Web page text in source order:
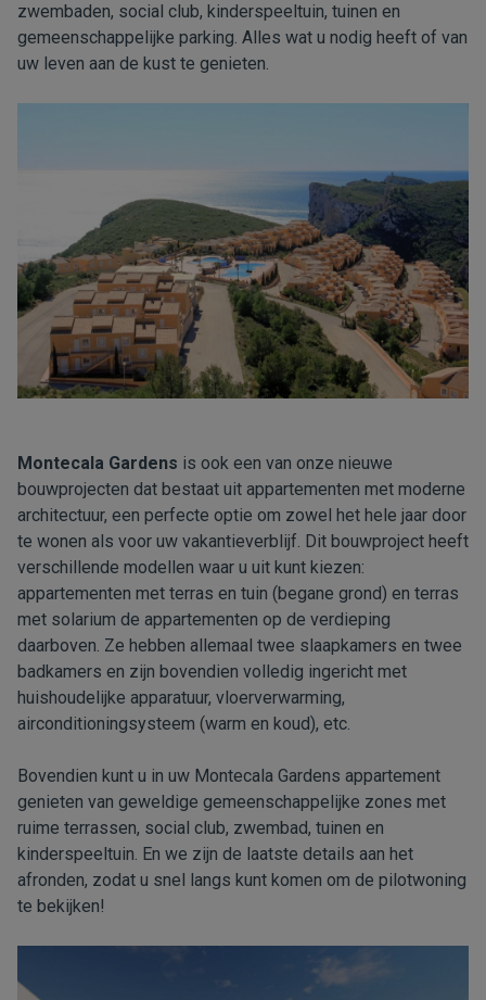
zwembaden, social club, kinderspeeltuin, tuinen en
gemeenschappelijke parking. Alles wat u nodig heeft of van
uw leven aan de kust te genieten.
Montecala Gardens is ook een van onze nieuwe
bouwprojecten dat bestaat uit appartementen met moderne
architectuur, een perfecte optie om zowel het hele jaar door
te wonen als voor uw vakantieverblijf. Dit bouwproject heeft
verschillende modellen waar u uit kunt kiezen:
appartementen met terras en tuin (begane grond) en terras
met solarium de appartementen op de verdieping
daarboven. Ze hebben allemaal twee slaapkamers en twee
badkamers en zijn bovendien volledig ingericht met
huishoudelijke apparatuur, vloerverwarming,
airconditioningsysteem (warm en koud), etc.
Bovendien kunt u in uw Montecala Gardens appartement
genieten van geweldige gemeenschappelijke zones met
ruime terrassen, social club, zwembad, tuinen en
kinderspeeltuin. En we zijn de laatste details aan het
afronden, zodat u snel langs kunt komen om de pilotwoning
te bekijken!